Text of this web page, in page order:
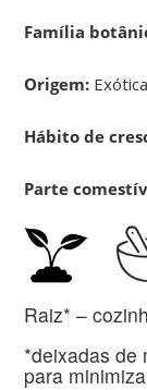
Família
Origem: Exótica
Hábito de
Parte
Raiz* –
*deixadas de
para